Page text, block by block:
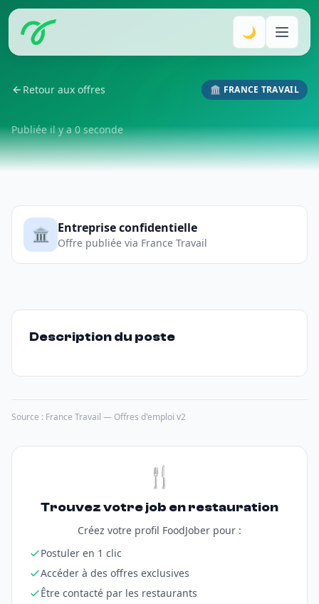
🌙
Retour aux offres 🏛️ FRANCE TRAVAIL
Publiée il y a 0 seconde
🏛️ Entreprise confidentielle
Offre publiée via France Travail
Description du poste
Source : France Travail — Offres d'emploi v2
🍴
Trouvez votre job en restauration
Créez votre profil FoodJober pour :
Postuler en 1 clic
Accéder à des offres exclusives
Être contacté par les restaurants